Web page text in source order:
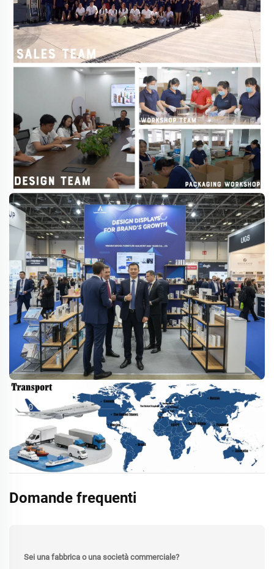
Domande frequenti
Sei una fabbrica o una società commerciale?